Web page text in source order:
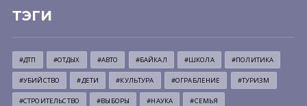
ТЭГИ
#ДТП #ОТДЫХ #АВТО #БАЙКАЛ #ШКОЛА #ПОЛИТИКА
#УБИЙСТВО #ДЕТИ #КУЛЬТУРА #ОГРАБЛЕНИЕ #ТУРИЗМ
#СТРОИТЕЛЬСТВО #ВЫБОРЫ #НАУКА #СЕМЬЯ